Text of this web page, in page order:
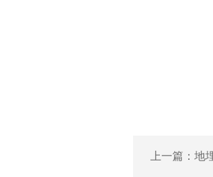
上一篇： 地